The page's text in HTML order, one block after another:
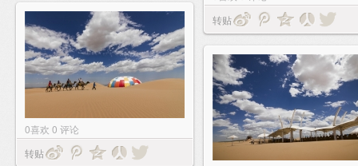
转贴
0喜欢 0 评论
转贴